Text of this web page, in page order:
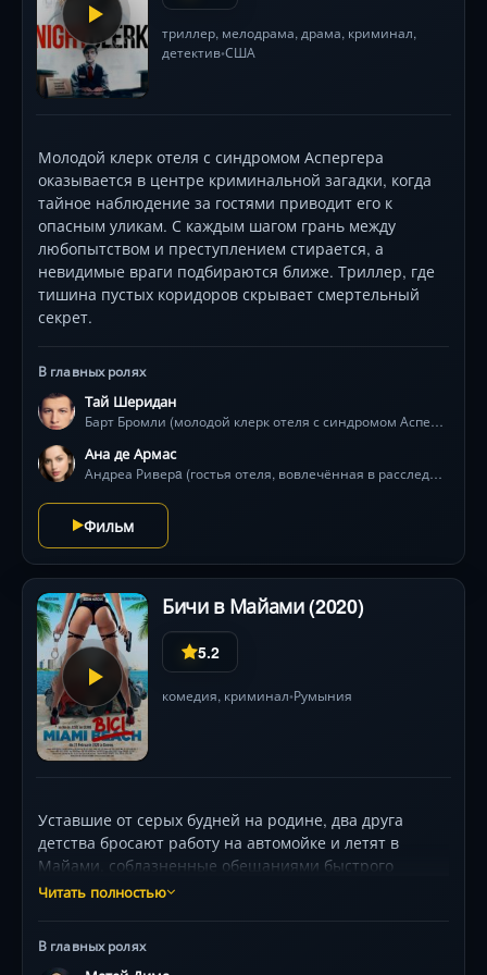
триллер, мелодрама, драма, криминал,
детектив•США
Молодой клерк отеля с синдромом Аспергера
оказывается в центре криминальной загадки, когда
тайное наблюдение за гостями приводит его к
опасным уликам. С каждым шагом грань между
любопытством и преступлением стирается, а
невидимые враги подбираются ближе. Триллер, где
тишина пустых коридоров скрывает смертельный
секрет.
В главных ролях
Тай Шеридан
Барт Бромли (молодой клерк отеля с синдромом Аспергера)
Ана де Армас
Андреа Риверa (гостья отеля, вовлечённая в расследование)
Фильм
Бичи в Майами (2020)
5.2
комедия, криминал•Румыния
Уставшие от серых будней на родине, два друга
детства бросают работу на автомойке и летят в
Майами, соблазненные обещаниями быстрого
богатства. Их ждет мир ярких пляжей, эксцентричных
визуальными контрастами — от мрачных улиц
Читать полностью
В главных ролях